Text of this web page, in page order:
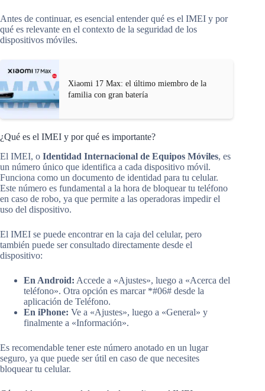
Antes de continuar, es esencial entender qué es el IMEI y por
qué es relevante en el contexto de la seguridad de los
dispositivos móviles.
Xiaomi 17 Max: el último miembro de la
familia con gran batería
¿Qué es el IMEI y por qué es importante?
El IMEI, o Identidad Internacional de Equipos Móviles, es
un número único que identifica a cada dispositivo móvil.
Funciona como un documento de identidad para tu celular.
Este número es fundamental a la hora de bloquear tu teléfono
en caso de robo, ya que permite a las operadoras impedir el
uso del dispositivo.
El IMEI se puede encontrar en la caja del celular, pero
también puede ser consultado directamente desde el
dispositivo:
En Android: Accede a «Ajustes», luego a «Acerca del
teléfono». Otra opción es marcar *#06# desde la
aplicación de Teléfono.
En iPhone: Ve a «Ajustes», luego a «General» y
finalmente a «Información».
Es recomendable tener este número anotado en un lugar
seguro, ya que puede ser útil en caso de que necesites
bloquear tu celular.